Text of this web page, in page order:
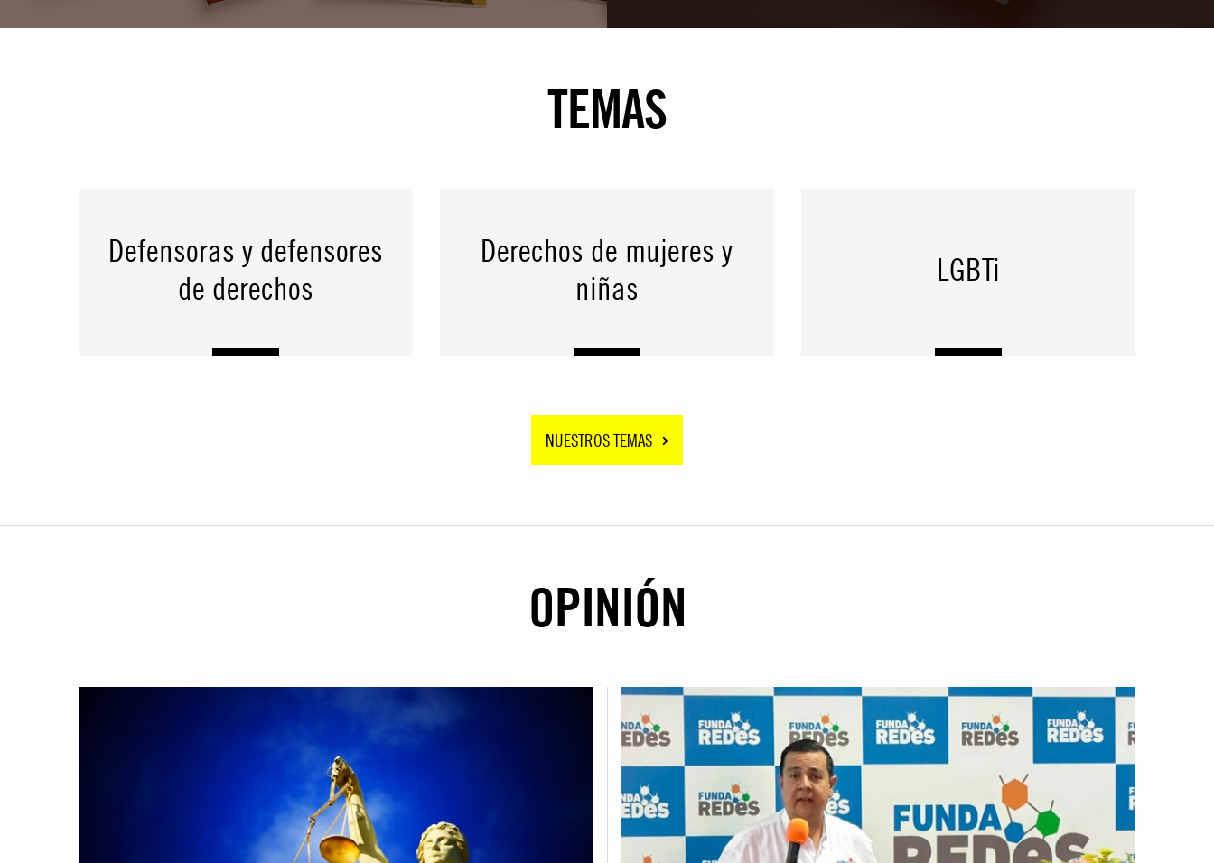
TEMAS
Defensoras y defensores
de derechos
Derechos de mujeres y
niñas
LGBTi
NUESTROS TEMAS
OPINIÓN